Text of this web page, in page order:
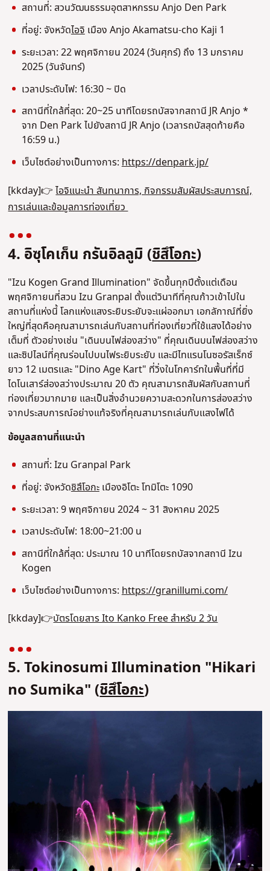
สถานที่: สวนวัฒนธรรมอุตสาหกรรม Anjo Den Park
ที่อยู่: จังหวัดไอจิเมือง Anjo Akamatsu-cho Kaji 1
ระยะเวลา: 22 พฤศจิกายน 2024 (วันศุกร์) ถึง 13 มกราคม
2025 (วันจันทร์)
เวลาประดับไฟ: 16:30 ~ ปิด
สถานีที่ใกล้ที่สุด: 20~25 นาทีโดยรถบัสจากสถานี JR Anjo *
จาก Den Park ไปยังสถานี JR Anjo (เวลารถบัสสุดท้ายคือ
16:59 น.)
เว็บไซต์อย่างเป็นทางการ:https://denpark.jp/
[kkday]👉ไอจิแนะนํา สันทนาการ, กิจกรรมสัมผัสประสบการณ์,
การเล่นและข้อมูลการท่องเที่ยว
4. อิซุโคเก็น กรันอิลลูมิ (ชิสึโอกะ)
"Izu Kogen Grand Illumination" จัดขึ้นทุกปีตั้งแต่เดือน
พฤศจิกายนที่สวน Izu Granpal ตั้งแต่วินาทีที่คุณก้าวเข้าไปใน
สถานที่แห่งนี้ โลกแห่งแสงระยิบระยับจะแผ่ออกมา เอกลักาณ์ที่ยิ่ง
ใหญ่ที่สุดคือคุณสามารถเล่นกับสถานที่ท่องเที่ยวที่ใช้แสงได้อย่าง
เต็มที่ ตัวอย่างเช่น "เดินบนไฟส่องสว่าง" ที่คุณเดินบนไฟส่องสว่าง
และซิปไลน์ที่คุณร่อนไปบนไฟระยิบระยับ และมีไทแรนโนซอรัสเร็กซ์
ยาว 12 เมตรและ "Dino Age Kart" ที่วิ่งในโกคาร์ทในพื้นที่ที่มี
ไดโนเสาร์ส่องสว่างประมาณ 20 ตัว คุณสามารถสัมผัสกับสถานที่
ท่องเที่ยวมากมาย และเป็นสิ่งอํานวยความสะดวกในการส่องสว่าง
จากประสบการณ์อย่างแท้จริงที่คุณสามารถเล่นกับแสงไฟได้
ข้อมูลสถานที่แนะนํา
สถานที่: Izu Granpal Park
ที่อยู่: จังหวัดชิสึโอกะเมืองอิโตะ โทมิโตะ 1090
ระยะเวลา: 9 พฤศจิกายน 2024 ~ 31 สิงหาคม 2025
เวลาประดับไฟ: 18:00~21:00 น
สถานีที่ใกล้ที่สุด: ประมาณ 10 นาทีโดยรถบัสจากสถานี Izu
Kogen
เว็บไซต์อย่างเป็นทางการ:https://granillumi.com/
[kkday]👉บัตรโดยสาร Ito Kanko Free สําหรับ 2 วัน
5. Tokinosumi Illumination "Hikari
no Sumika" (ชิสึโอกะ)